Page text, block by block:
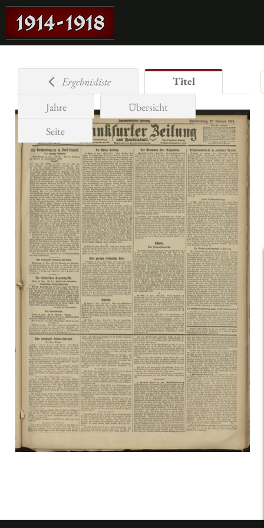
Ergebnisliste
Titel
Jahre
Übersicht
Seite